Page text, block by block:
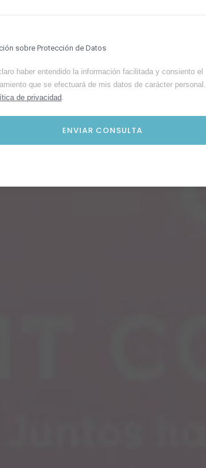
sobre Protección de Datos
haber entendido la información facilitada y consiento el
que se efectuará de mis datos de carácter personal.
de privacidad.